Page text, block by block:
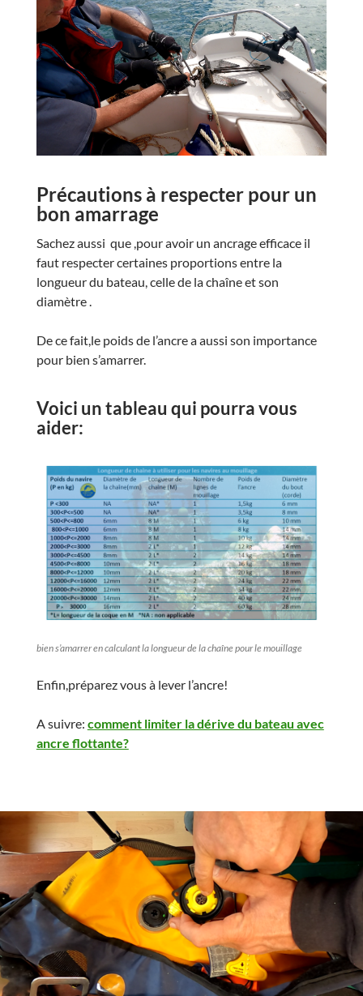
Précautions à respecter pour un
bon amarrage
Sachez aussi que ,pour avoir un ancrage efficace il
faut respecter certaines proportions entre la
longueur du bateau, celle de la chaîne et son
diamètre .
De ce fait,le poids de l’ancre a aussi son importance
pour bien s’amarrer.
Voici un tableau qui pourra vous
aider:
bien s’amarrer en calculant la longueur de la chaîne pour le mouillage
Enfin,préparez vous à lever l’ancre!
A suivre: comment limiter la dérive du bateau avec
ancre flottante?